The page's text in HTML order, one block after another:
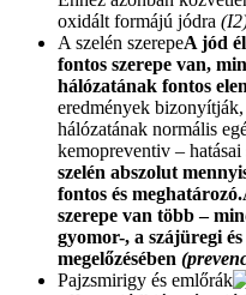
oxidált formájú jódra
A szelén szerepeA jód
fontos szerepe van,
hálózatának fontos
eredmények
hálózatának normális
kemopreventiv –
szelén abszolut
fontos és meghatározó.
szerepe van több –
gyomor-, a szájüregi
megelőzésében
Pajzsmirigy és emlőrák